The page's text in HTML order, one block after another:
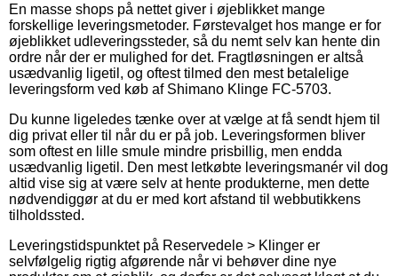
En masse shops på nettet giver i øjeblikket mange
forskellige leveringsmetoder. Førstevalget hos mange er for
øjeblikket udleveringssteder, så du nemt selv kan hente din
ordre når der er mulighed for det. Fragtløsningen er altså
usædvanlig ligetil, og oftest tilmed den mest betalelige
leveringsform ved køb af Shimano Klinge FC-5703.
Du kunne ligeledes tænke over at vælge at få sendt hjem til
dig privat eller til når du er på job. Leveringsformen bliver
som oftest en lille smule mindre prisbillig, men endda
usædvanlig ligetil. Den mest letkøbte leveringsmanér vil dog
altid vise sig at være selv at hente produkterne, men dette
nødvendiggør at du er med kort afstand til webbutikkens
tilholdssted.
Leveringstidspunktet på Reservedele > Klinger er
selvfølgelig rigtig afgørende når vi behøver dine nye